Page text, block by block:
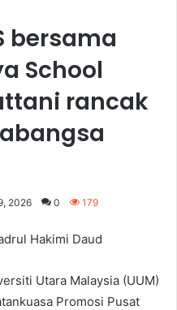
bersama
School
rancak
2026 0 179
Hakimi Daud
Utara Malaysia (UUM)
Promosi Pusat